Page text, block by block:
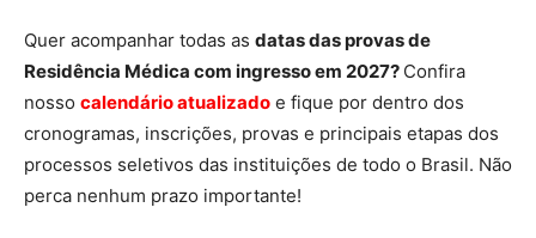
Quer acompanhar todas as datas das provas de
Residência Médica com ingresso em 2027? Confira
nosso calendário atualizado e fique por dentro dos
cronogramas, inscrições, provas e principais etapas dos
processos seletivos das instituições de todo o Brasil. Não
perca nenhum prazo importante!